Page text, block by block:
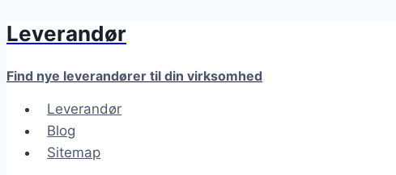
Fortsæt
indhold
Leverandør
Find nye leverandører til din virksomhed
Leverandør
Blog
Sitemap